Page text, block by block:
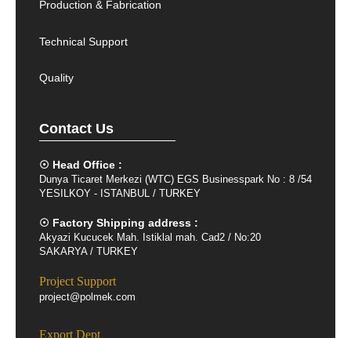
Production & Fabrication
Technical Support
Quality
Contact Us
☉ Head Office :
Dunya Ticaret Merkezi (WTC) EGS Businesspark No : 8 /54
YESILKOY - ISTANBUL / TURKEY
☉ Factory Shipping address :
Akyazi Kucucek Mah. Istiklal mah. Cad2 / No:20
SAKARYA / TURKEY
Project Support
project@polmek.com
Export Dept